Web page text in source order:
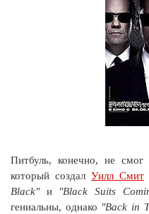
Питбуль, конечно, не смог
который создал Уилл Смит
Black"и "Black Suits
гениальны, однако "Back in